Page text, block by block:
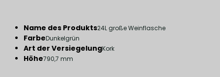
Name des Produkts24L große Weinflasche
FarbeDunkelgrün
Art der VersiegelungKork
Höhe790,7 mm